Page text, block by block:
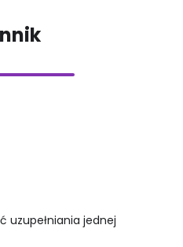
uzupełniania jednej